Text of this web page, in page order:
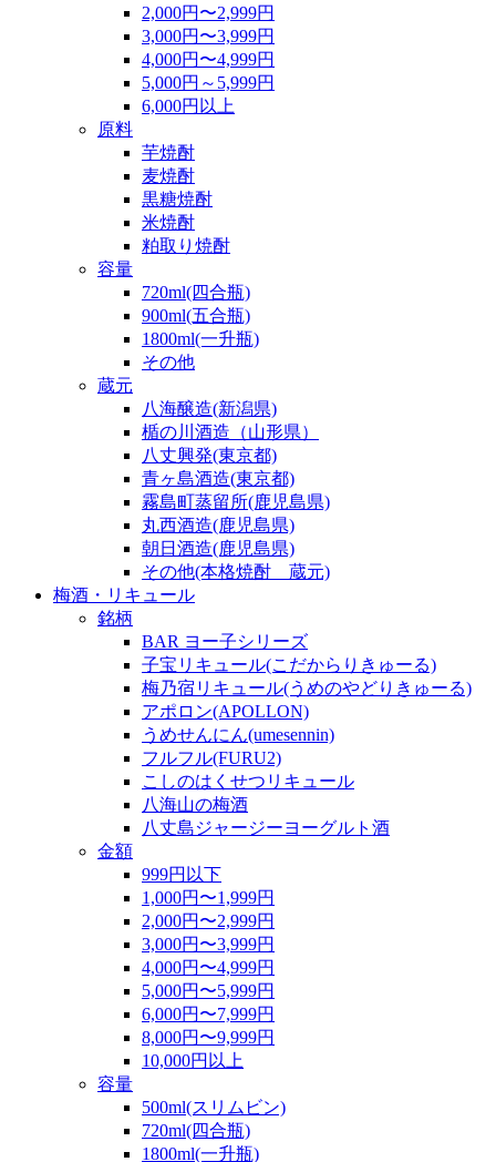
2,000円〜2,999円
3,000円〜3,999円
4,000円〜4,999円
5,000円～5,999円
6,000円以上
原料
芋焼酎
麦焼酎
黒糖焼酎
米焼酎
粕取り焼酎
容量
720ml(四合瓶)
900ml(五合瓶)
1800ml(一升瓶)
その他
蔵元
八海醸造(新潟県)
楯の川酒造（山形県）
八丈興発(東京都)
青ヶ島酒造(東京都)
霧島町蒸留所(鹿児島県)
丸西酒造(鹿児島県)
朝日酒造(鹿児島県)
その他(本格焼酎 蔵元)
梅酒・リキュール
銘柄
BAR ヨー子シリーズ
子宝リキュール(こだからりきゅーる)
梅乃宿リキュール(うめのやどりきゅーる)
アポロン(APOLLON)
うめせんにん(umesennin)
フルフル(FURU2)
こしのはくせつリキュール
八海山の梅酒
八丈島ジャージーヨーグルト酒
金額
999円以下
1,000円〜1,999円
2,000円〜2,999円
3,000円〜3,999円
4,000円〜4,999円
5,000円〜5,999円
6,000円〜7,999円
8,000円〜9,999円
10,000円以上
容量
500ml(スリムビン)
720ml(四合瓶)
1800ml(一升瓶)